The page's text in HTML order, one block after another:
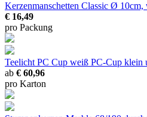
Kerzenmanschetten Classic Ø 10cm,
€ 16,49
pro Packung
Teelicht PC Cup weiß PC-Cup klein
ab € 60,96
pro Karton